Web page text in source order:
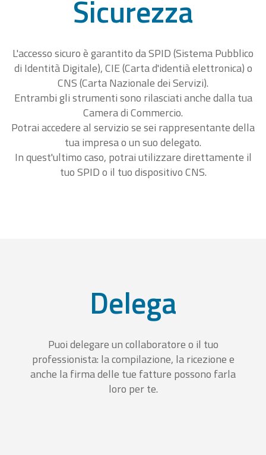
Sicurezza
L'accesso sicuro è garantito da SPID (Sistema Pubblico
di Identità Digitale), CIE (Carta d'identià elettronica) o
CNS (Carta Nazionale dei Servizi).
Entrambi gli strumenti sono rilasciati anche dalla tua
Camera di Commercio.
Potrai accedere al servizio se sei rappresentante della
tua impresa o un suo delegato.
In quest'ultimo caso, potrai utilizzare direttamente il
tuo SPID o il tuo dispositivo CNS.
Delega
Puoi delegare un collaboratore o il tuo
professionista: la compilazione, la ricezione e
anche la firma delle tue fatture possono farla
loro per te.